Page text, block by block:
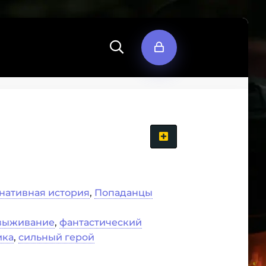
история, Попаданцы
, фантастический
, сильный герой